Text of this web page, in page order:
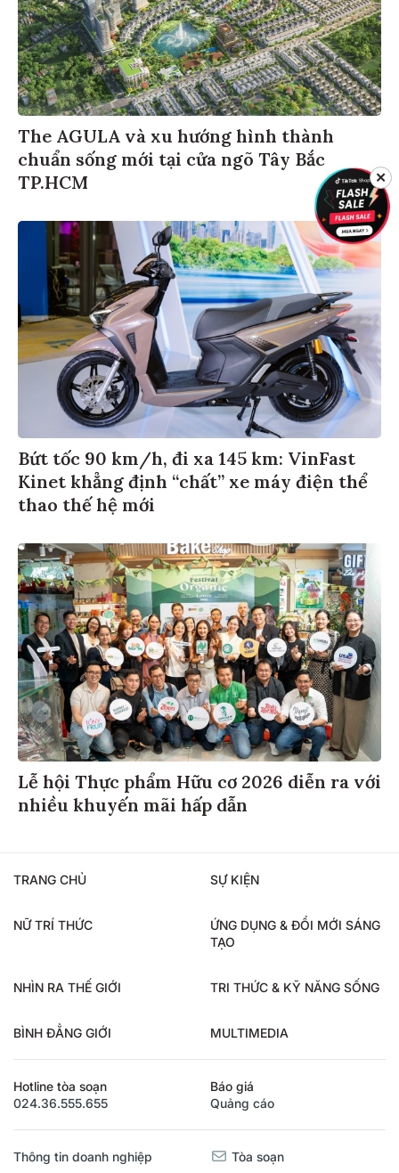
The AGULA và xu hướng hình thành
chuẩn sống mới tại cửa ngõ Tây Bắc
TP.HCM
Bứt tốc 90 km/h, đi xa 145 km: VinFast
Kinet khẳng định “chất” xe máy điện thể
thao thế hệ mới
Lễ hội Thực phẩm Hữu cơ 2026 diễn ra với
nhiều khuyến mãi hấp dẫn
TRANG CHỦ SỰ KIỆN
NỮ TRÍ THỨC
ỨNG DỤNG & ĐỔI MỚI SÁNG
TẠO
NHÌN RA THẾ GIỚI TRI THỨC & KỸ NĂNG SỐNG
BÌNH ĐẲNG GIỚI MULTIMEDIA
Hotline tòa soạn
024.36.555.655
Báo giá
Quảng cáo
Thông tin doanh nghiệp Tòa soạn
✕